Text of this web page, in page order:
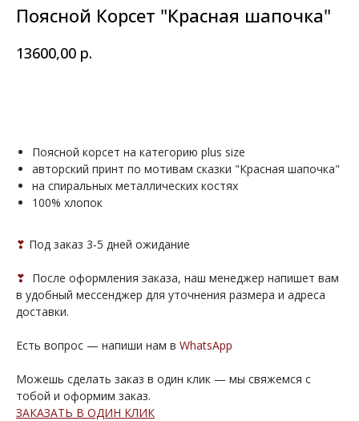
Поясной Корсет "Красная шапочка"
13600,00 р.
Поясной корсет на категорию plus size
авторский принт по мотивам сказки "Красная шапочка"
на спиральных металлических костях
100% хлопок
❣ Под заказ 3-5 дней ожидание
❣ После оформления заказа, наш менеджер напишет вам
в удобный мессенджер для уточнения размера и адреса
доставки.
Есть вопрос — напиши нам в WhatsApp
Можешь сделать заказ в один клик — мы свяжемся с
тобой и оформим заказ.
ЗАКАЗАТЬ В ОДИН КЛИК